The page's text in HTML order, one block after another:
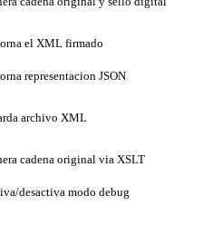
el XML firmado
representacion JSON
archivo XML
cadena original via XSLT
desactiva modo debug